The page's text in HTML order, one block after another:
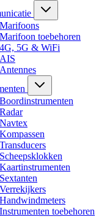
Marifoons
Marifoon toebehoren
4G, 5G & WiFi
AIS
Antennes
Boordinstrumenten
Radar
Navtex
Kompassen
Transducers
Scheepsklokken
Kaartinstrumenten
Sextanten
Verrekijkers
Handwindmeters
Instrumenten toebehoren